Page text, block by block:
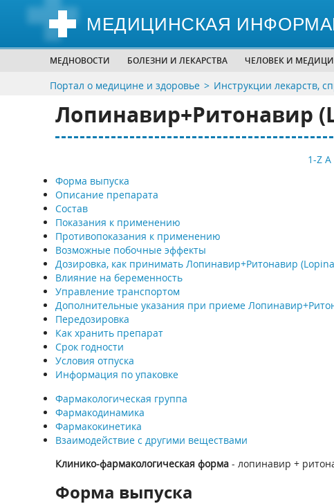
МЕДИЦИНСКАЯ
МЕДНОВОСТИ БОЛЕЗНИ И ЛЕКАРСТВА ЧЕЛОВЕК И
Портал о медицине и здоровье Инструкции лекарств,
Лопинавир+Ритонавир
1-Z А
Форма выпуска
Описание препарата
Состав
Показания к применению
Противопоказания к применению
Возможные побочные эффекты
Дозировка, как принимать Лопинавир+Ритонавир
Влияние на беременность
Управление транспортом
Дополнительные указания при приеме
Передозировка
Как хранить препарат
Срок годности
Условия отпуска
Информация по упаковке
Фармакологическая группа
Фармакодинамика
Фармакокинетика
Взаимодействие с другими веществами
Клинико-фармакологическая форма- лопинавир +
Форма выпуска